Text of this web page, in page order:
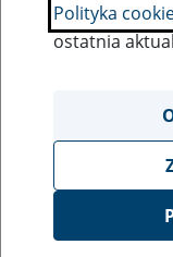
Ukryj
Polityka
ostatnia